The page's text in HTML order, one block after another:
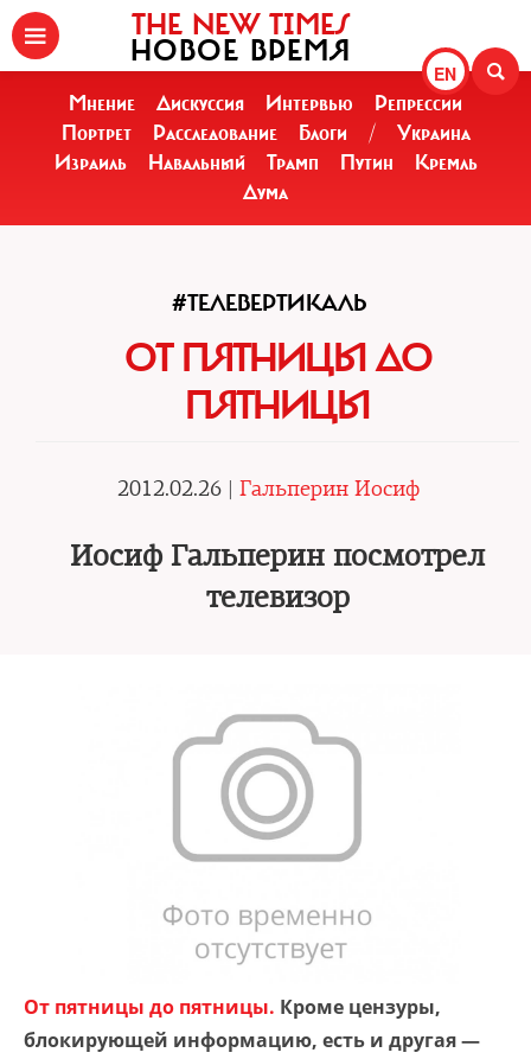
EN
THE NEW TIMES
НОВОЕ ВРЕМЯ
Мнение Дискуссия Интервью
Репрессии
Портрет
Расследование Блоги /
Украина
Израиль
Навальный Трамп Путин
Кремль
Дума
#ТЕЛЕВЕРТИКАЛЬ
ОТ ПЯТНИЦЫ ДО
ПЯТНИЦЫ
2012.02.26 | Гальперин Иосиф
Иосиф Гальперин посмотрел
телевизор
От пятницы до пятницы. Кроме цензуры,
блокирующей информацию, есть и другая —